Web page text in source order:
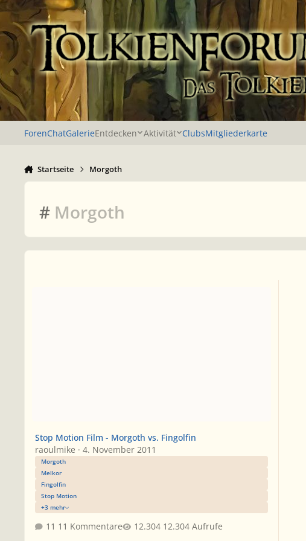
Zu Inhalt springen
ForenChatGalerieEntdecken Aktivität ClubsMitgliederkarte
Startseite Morgoth
#Morgoth
Stop Motion Film - Morgoth vs. Fingolfin
raoulmike · 4. November 2011
Morgoth
Melkor
Fingolfin
Stop Motion
+3 mehr
11 Kommentare 12.304 Aufrufe